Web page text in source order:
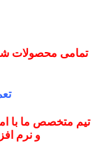
تمامی محصولات
تیم متخصص ما با
و نرم